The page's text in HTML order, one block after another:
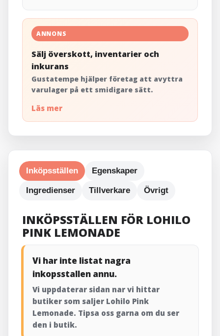
ANNONS
Sälj överskott, inventarier och
inkurans
Gustatempe hjälper företag att avyttra
varulager på ett smidigare sätt.
Läs mer
Inköpsställen Egenskaper
Ingredienser Tillverkare Övrigt
INKÖPSSTÄLLEN FÖR LOHILO
PINK LEMONADE
Vi har inte listat nagra
inkopsstallen annu.
Vi uppdaterar sidan nar vi hittar
butiker som saljer Lohilo Pink
Lemonade. Tipsa oss garna om du ser
den i butik.